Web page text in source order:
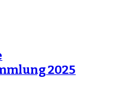
2025